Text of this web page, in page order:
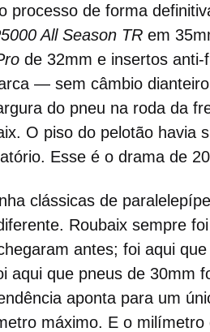
processo de forma
All Season TR em
de 32mm e insertos
— sem câmbio
do pneu na roda da
O piso do pelotão havia
Esse é o drama de
clássicas de
Roubaix sempre
antes; foi aqui
aqui que pneus de 30mm
aponta para um
máximo. E o